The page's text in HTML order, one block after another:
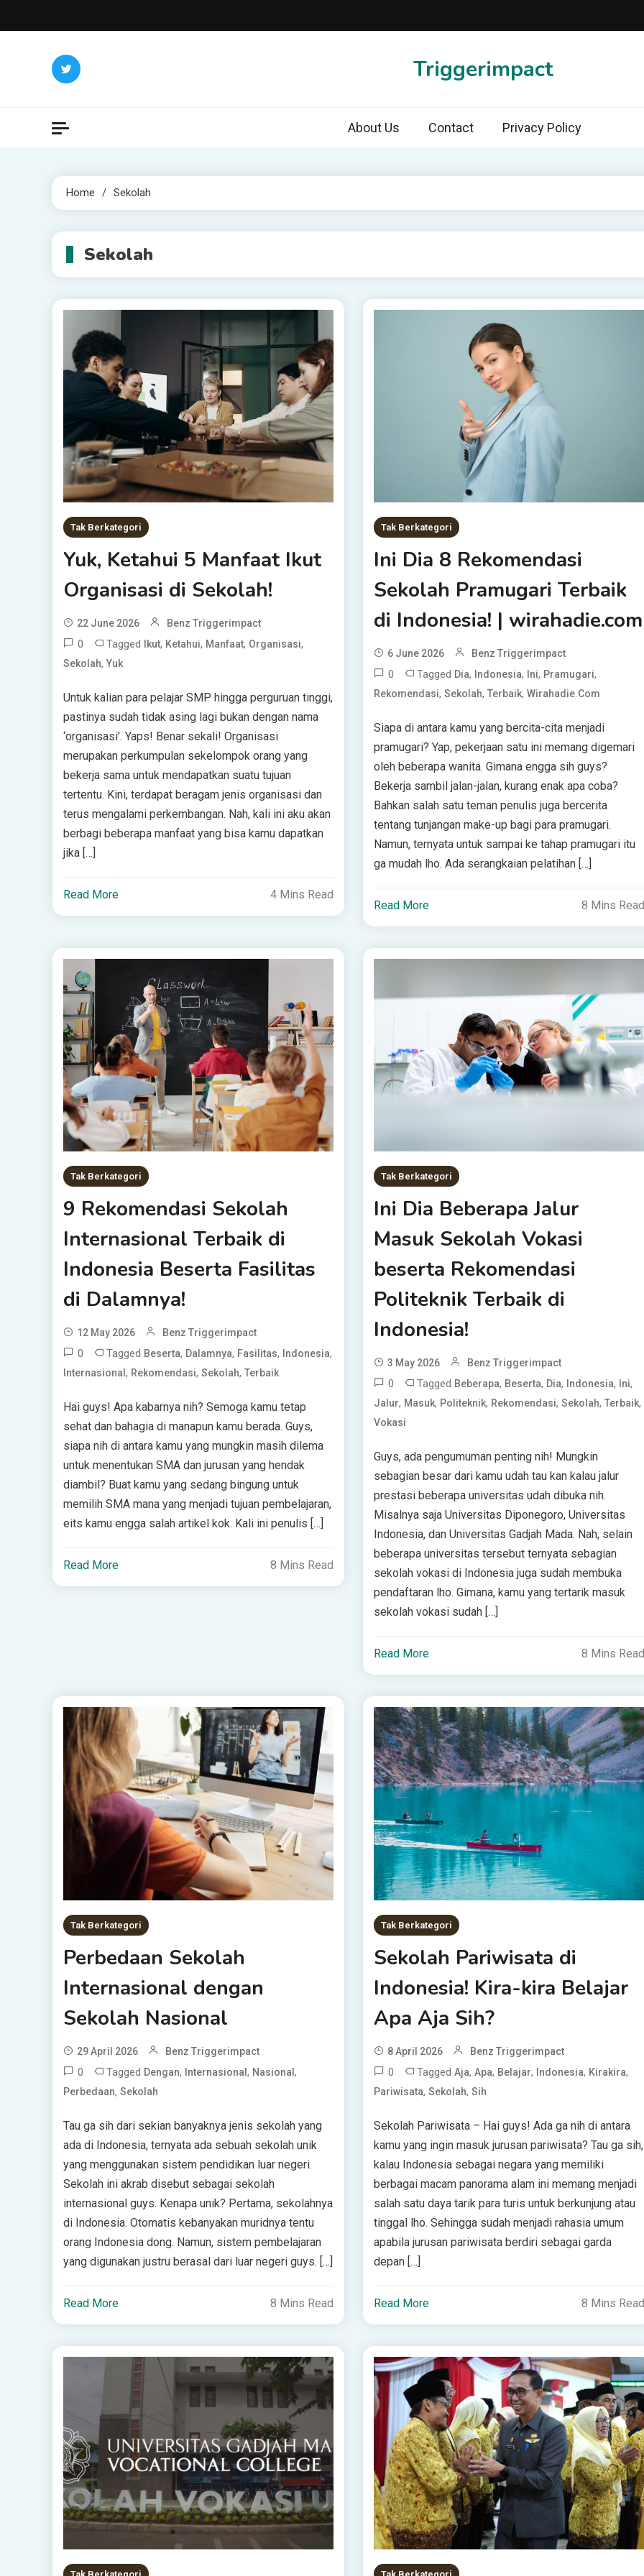
to
Triggerimpact
About Us Contact Privacy Policy
Home Sekolah
Sekolah
Tak Berkategori
Yuk, Ketahui 5 Manfaat Ikut
Organisasi di Sekolah!
22 June 2026 Benz Triggerimpact
0 Tagged Ikut, Ketahui, Manfaat, Organisasi,
Sekolah, Yuk
Untuk kalian para pelajar SMP hingga perguruan tinggi,
pastinya sudah tidak asing lagi bukan dengan nama
‘organisasi’. Yaps! Benar sekali! Organisasi
merupakan perkumpulan sekelompok orang yang
bekerja sama untuk mendapatkan suatu tujuan
tertentu. Kini, terdapat beragam jenis organisasi dan
terus mengalami perkembangan. Nah, kali ini aku akan
berbagi beberapa manfaat yang bisa kamu dapatkan
jika […]
Read More 4 Mins Read
Tak Berkategori
Ini Dia 8 Rekomendasi
Sekolah Pramugari Terbaik
di Indonesia! | wirahadie.com
6 June 2026 Benz Triggerimpact
0 Tagged Dia, Indonesia, Ini, Pramugari,
Rekomendasi,Sekolah,Terbaik,Wirahadie.com
Siapa di antara kamu yang bercita-cita menjadi
pramugari? Yap, pekerjaan satu ini memang digemari
oleh beberapa wanita. Gimana engga sih guys?
Bekerja sambil jalan-jalan, kurang enak apa coba?
Bahkan salah satu teman penulis juga bercerita
tentang tunjangan make-up bagi para pramugari.
Namun, ternyata untuk sampai ke tahap pramugari itu
ga mudah lho. Ada serangkaian pelatihan […]
Read More 8 Mins Read
Tak Berkategori
9 Rekomendasi Sekolah
Internasional Terbaik di
Indonesia Beserta Fasilitas
di Dalamnya!
12 May 2026 Benz Triggerimpact
0 Tagged Beserta, Dalamnya, Fasilitas, Indonesia,
Internasional , Rekomendasi, Sekolah, Terbaik
Hai guys! Apa kabarnya nih? Semoga kamu tetap
sehat dan bahagia di manapun kamu berada. Guys,
siapa nih di antara kamu yang mungkin masih dilema
untuk menentukan SMA dan jurusan yang hendak
diambil? Buat kamu yang sedang bingung untuk
memilih SMA mana yang menjadi tujuan pembelajaran,
eits kamu engga salah artikel kok. Kali ini penulis […]
Read More 8 Mins Read
Tak Berkategori
Ini Dia Beberapa Jalur
Masuk Sekolah Vokasi
beserta Rekomendasi
Politeknik Terbaik di
Indonesia!
3 May 2026 Benz Triggerimpact
0 Tagged Beberapa, Beserta, Dia, Indonesia, Ini,
Jalur, Masuk, Politeknik, Rekomendasi,Sekolah,Terbaik,
Vokasi
Guys, ada pengumuman penting nih! Mungkin
sebagian besar dari kamu udah tau kan kalau jalur
prestasi beberapa universitas udah dibuka nih.
Misalnya saja Universitas Diponegoro, Universitas
Indonesia, dan Universitas Gadjah Mada. Nah, selain
beberapa universitas tersebut ternyata sebagian
sekolah vokasi di Indonesia juga sudah membuka
pendaftaran lho. Gimana, kamu yang tertarik masuk
sekolah vokasi sudah […]
Read More 8 Mins Read
Tak Berkategori
Perbedaan Sekolah
Internasional dengan
Sekolah Nasional
29 April 2026 Benz Triggerimpact
0 Tagged Dengan, Internasional, Nasional,
Perbedaan, Sekolah
Tau ga sih dari sekian banyaknya jenis sekolah yang
ada di Indonesia, ternyata ada sebuah sekolah unik
yang menggunakan sistem pendidikan luar negeri.
Sekolah ini akrab disebut sebagai sekolah
internasional guys. Kenapa unik? Pertama, sekolahnya
di Indonesia. Otomatis kebanyakan muridnya tentu
orang Indonesia dong. Namun, sistem pembelajaran
yang digunakan justru berasal dari luar negeri guys. […]
Read More 8 Mins Read
Tak Berkategori
Sekolah Pariwisata di
Indonesia! Kira-kira Belajar
Apa Aja Sih?
8 April 2026 Benz Triggerimpact
0 TaggedAja,Apa, Belajar, Indonesia, Kirakira,
Pariwisata,Sekolah,Sih
Sekolah Pariwisata – Hai guys! Ada ga nih di antara
kamu yang ingin masuk jurusan pariwisata? Tau ga sih,
kalau Indonesia sebagai negara yang memiliki
berbagai macam panorama alam ini memang menjadi
salah satu daya tarik para turis untuk berkunjung atau
tinggal lho. Sehingga sudah menjadi rahasia umum
apabila jurusan pariwisata berdiri sebagai garda
depan […]
Read More 8 Mins Read